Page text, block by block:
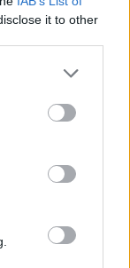
it to other
more Google
may click to
party tags to
below Google
–
EZ A
ÓRA TOVÁBBI HÍREI